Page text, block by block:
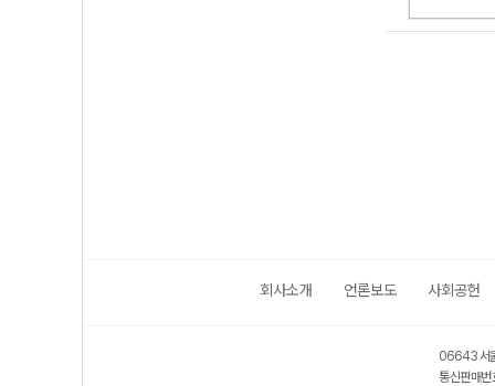
회사소개 언론보도 사회공헌
06643 서
통신판매